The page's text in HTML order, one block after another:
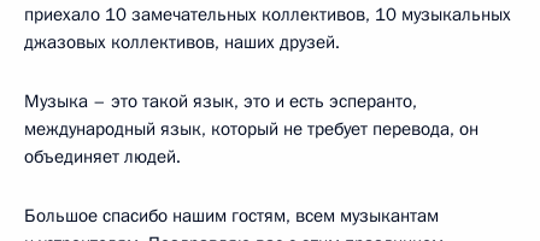
приехало 10 замечательных коллективов, 10 музыкальных
джазовых коллективов, наших друзей.
Музыка – это такой язык, это и есть эсперанто,
международный язык, который не требует перевода, он
объединяет людей.
Большое спасибо нашим гостям, всем музыкантам